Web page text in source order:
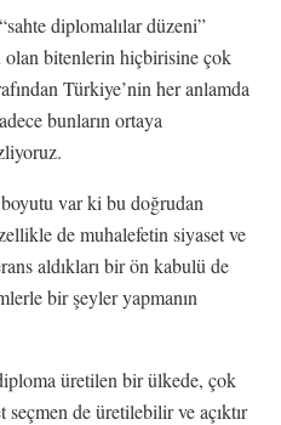
diplomalılar düzeni”
olan bitenlerin hiçbirisine çok
Türkiye’nin her anlamda
bunların ortaya
var ki bu doğrudan
de muhalefetin siyaset ve
aldıkları bir ön kabulü de
bir şeyler yapmanın
üretilen bir ülkede, çok
seçmen de üretilebilir ve açıktır